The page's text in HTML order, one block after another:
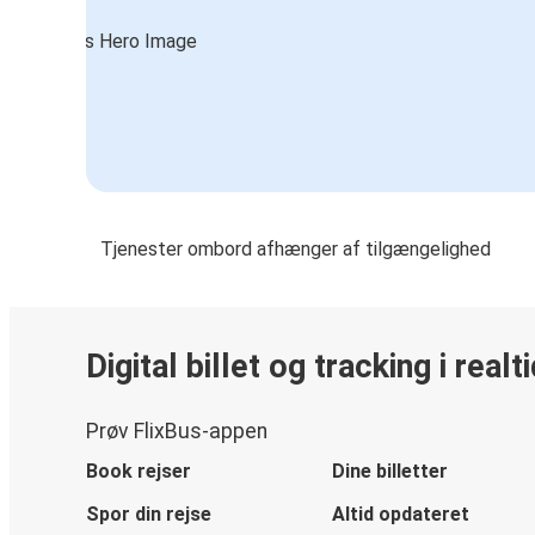
Tjenester ombord afhænger af tilgængelighed
Digital billet og tracking i
Prøv FlixBus-appen
Book rejser
Dine billetter
Spor din rejse
Altid opdateret